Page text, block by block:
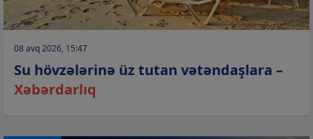
08 avq 2026, 15:47
Su hövzələrinə üz tutan vətəndaşlara –
Xəbərdarlıq